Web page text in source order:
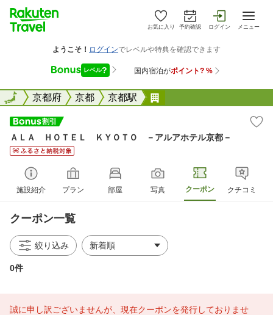
お気に入り 予約確認 ログイン メニュー
全国京都府 京都 京都駅
全国
ＡＬＡ ＨＯＴＥＬ ＫＹＯＴＯ －アルアホテル京都－
施設紹介 プラン 部屋 写真 クーポン クチコミ
クーポン一覧
絞り込み
0件
誠に申し訳ございませんが、現在クーポンを発行しておりませ